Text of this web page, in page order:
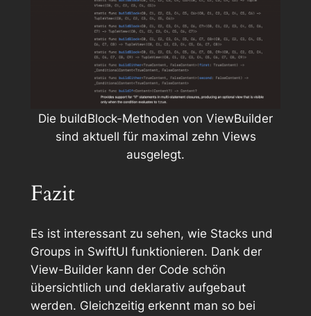
Die buildBlock-Methoden von ViewBuilder
sind aktuell für maximal zehn Views
ausgelegt.
Fazit
Es ist interessant zu sehen, wie Stacks und
Groups in SwiftUI funktionieren. Dank der
View-Builder kann der Code schön
übersichtlich und deklarativ aufgebaut
werden. Gleichzeitig erkennt man so bei